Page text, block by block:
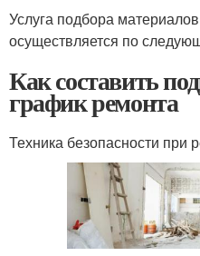
Услуга подбора
осуществляется по
Как составить
график ремонта
Техника безопасности при